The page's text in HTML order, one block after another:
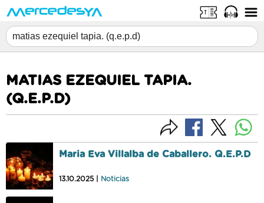
MATIAS EZEQUIEL TAPIA.
(Q.E.P.D)
Maria Eva Villalba de Caballero. Q.E.P.D
13.10.2025 | Noticias